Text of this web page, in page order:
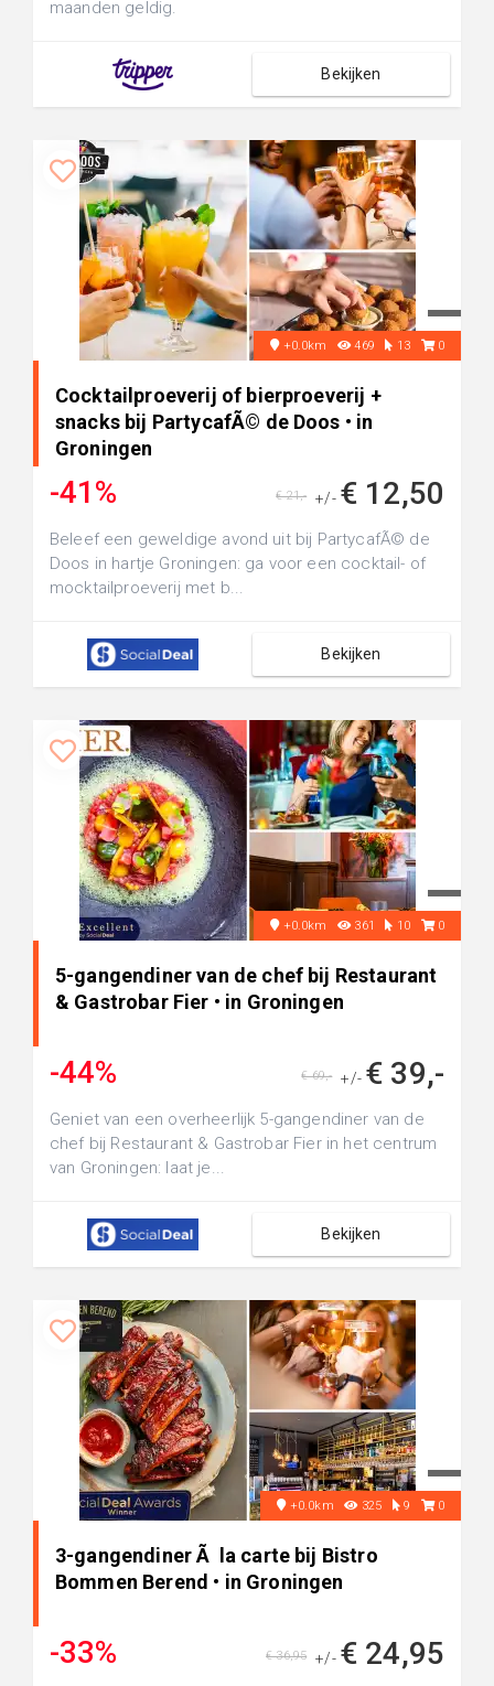
maanden geldig.
Bekijken
+0.0km 469 13 0
Cocktailproeverij of bierproeverij +
snacks bij PartycafÃ© de Doos • in
Groningen
-41% +/- € 12,50
€ 21,-
Beleef een geweldige avond uit bij PartycafÃ© de
Doos in hartje Groningen: ga voor een cocktail- of
mocktailproeverij met b...
Bekijken
+0.0km 361 10 0
5-gangendiner van de chef bij Restaurant
& Gastrobar Fier • in Groningen
-44% +/- € 39,-
€ 69,-
Geniet van een overheerlijk 5-gangendiner van de
chef bij Restaurant & Gastrobar Fier in het centrum
van Groningen: laat je...
Bekijken
+0.0km 325 9 0
3-gangendiner Ã la carte bij Bistro
Bommen Berend • in Groningen
-33% +/- € 24,95
€ 36,95